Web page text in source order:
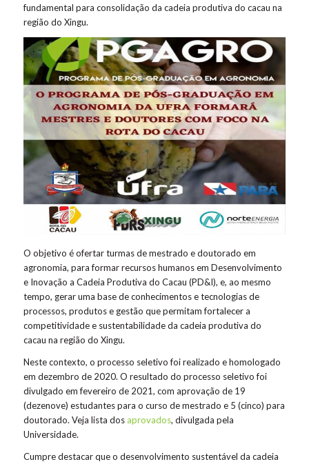
fundamental para consolidação da cadeia produtiva do cacau na
região do Xingu.
O objetivo é ofertar turmas de mestrado e doutorado em
agronomia, para formar recursos humanos em Desenvolvimento
e Inovação a Cadeia Produtiva do Cacau (PD&I), e, ao mesmo
tempo, gerar uma base de conhecimentos e tecnologias de
processos, produtos e gestão que permitam fortalecer a
competitividade e sustentabilidade da cadeia produtiva do
cacau na região do Xingu.
Neste contexto, o processo seletivo foi realizado e homologado
em dezembro de 2020. O resultado do processo seletivo foi
divulgado em fevereiro de 2021, com aprovação de 19
(dezenove) estudantes para o curso de mestrado e 5 (cinco) para
doutorado. Veja lista dosaprovados, divulgada pela
Universidade.
Cumpre destacar que o desenvolvimento sustentável da cadeia